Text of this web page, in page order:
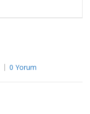
0 Yorum